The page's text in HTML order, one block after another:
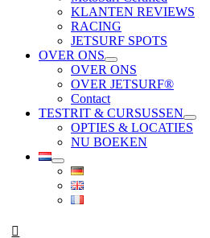
KLANTEN REVIEWS
RACING
JETSURF SPOTS
OVER ONS
OVER ONS
OVER JETSURF®
Contact
TESTRIT & CURSUSSEN
OPTIES & LOCATIES
NU BOEKEN